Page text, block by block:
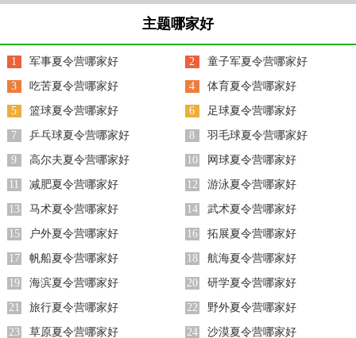
主题哪家好
1 军事夏令营哪家好 2 童子军夏令营哪家好
3 吃苦夏令营哪家好 4 体育夏令营哪家好
5 篮球夏令营哪家好 6 足球夏令营哪家好
7 乒乓球夏令营哪家好 8 羽毛球夏令营哪家好
9 高尔夫夏令营哪家好 10 网球夏令营哪家好
11 减肥夏令营哪家好 12 游泳夏令营哪家好
13 马术夏令营哪家好 14 武术夏令营哪家好
15 户外夏令营哪家好 16 拓展夏令营哪家好
17 帆船夏令营哪家好 18 航海夏令营哪家好
19 海滨夏令营哪家好 20 研学夏令营哪家好
21 旅行夏令营哪家好 22 野外夏令营哪家好
23 草原夏令营哪家好 24 沙漠夏令营哪家好